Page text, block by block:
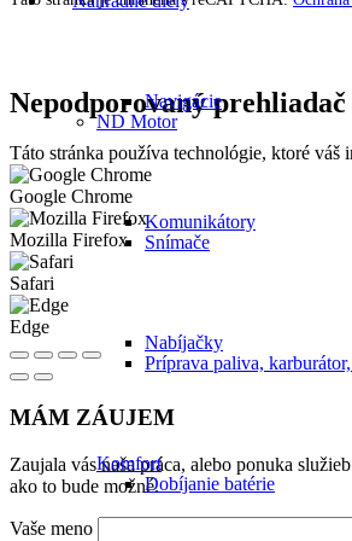
Navigácie
Komunikátory
Nabíjačky
Komfort
ND Motor
Snímače
Príprava paliva,
Dobíjanie batérie
Nepodporovaný prehliadač
Táto stránka používa technológie, ktoré
Google Chrome
Mozilla Firefox
Safari
Edge
MÁM ZÁUJEM
Zaujala vás naša práca, alebo ponuka
ako to bude možné.
Vaše meno